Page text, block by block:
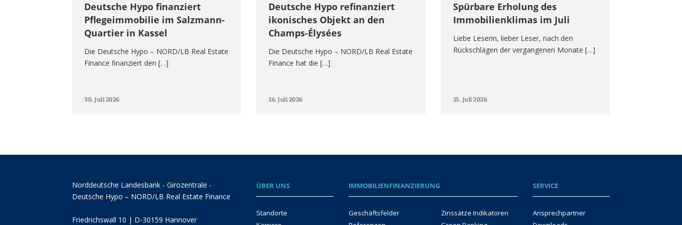
Deutsche Hypo finanziert
Pflegeimmobilie im Salzmann-
Quartier in Kassel
Die Deutsche Hypo – NORD/LB Real Estate
Finance finanziert den […]
30. Juli 2026
Deutsche Hypo refinanziert
ikonisches Objekt an den
Champs-Élysées
Die Deutsche Hypo – NORD/LB Real Estate
Finance hat die […]
16. Juli 2026
Spürbare Erholung des
Immobilienklimas im Juli
Liebe Leserin, lieber Leser, nach den
Rückschlägen der vergangenen Monate […]
15. Juli 2026
Norddeutsche Landesbank - Girozentrale -
Deutsche Hypo – NORD/LB Real Estate Finance
Friedrichswall 10 | D-30159 Hannover
ÜBER UNS
Standorte
IMMOBILIENFINANZIERUNG
Geschäftsfelder
Zinssätze Indikatoren
SERVICE
Ansprechpartner